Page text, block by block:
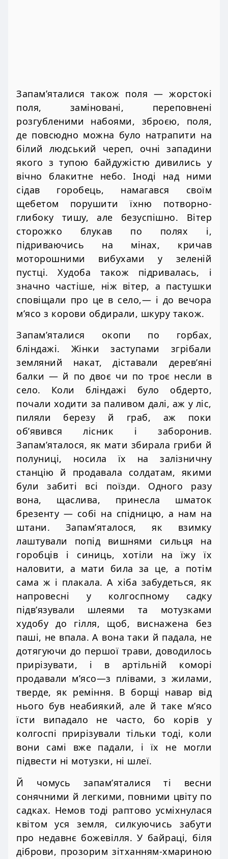
Запам’яталися також поля — жорстокі
поля, заміновані, переповнені
розгубленими набоями, зброєю, поля,
де повсюдно можна було натрапити на
білий людський череп, очні западини
якого з тупою байдужістю дивились у
вічно блакитне небо. Іноді над ними
сідав горобець, намагався своїм
щебетом порушити їхню потворно-
глибоку тишу, але безуспішно. Вітер
сторожко блукав по полях і,
підриваючись на мінах, кричав
моторошними вибухами у зеленій
пустці. Худоба також підривалась, і
значно частіше, ніж вітер, а пастушки
сповіщали про це в село,— і до вечора
м’ясо з корови обдирали, шкуру також.
Запам’яталися окопи по горбах,
бліндажі. Жінки заступами згрібали
земляний накат, діставали дерев’яні
балки — й по двоє чи по троє несли в
село. Коли бліндажі було обдерто,
почали ходити за паливом далі, аж у ліс,
пиляли березу й граб, аж поки
об’явився лісник і заборонив.
Запам’яталося, як мати збирала гриби й
полуниці, носила їх на залізничну
станцію й продавала солдатам, якими
були забиті всі поїзди. Одного разу
вона, щаслива, принесла шматок
брезенту — собі на спідницю, а нам на
штани. Запам’яталося, як взимку
лаштували попід вишнями сильця на
горобців і синиць, хотіли на їжу їх
наловити, а мати била за це, а потім
сама ж і плакала. А хіба забудеться, як
напровесні у колгоспному садку
підв’язували шлеями та мотузками
худобу до гілля, щоб, виснажена без
паші, не впала. А вона таки й падала, не
дотягуючи до першої трави, доводилось
прирізувати, і в артільній коморі
продавали м’ясо—з плівами, з жилами,
тверде, як реміння. В борщі навар від
нього був неабиякий, але й таке м’ясо
їсти випадало не часто, бо корів у
колгоспі прирізували тільки тоді, коли
вони самі вже падали, і їх не могли
підвести ні мотузки, ні шлеї.
Й чомусь запам’яталися ті весни
сонячними й легкими, повними цвіту по
садках. Немов тоді раптово усміхнулася
квітом уся земля, силкуючись забути
про недавнє божевілля. У байраці, біля
діброви, прозорим зітханням-хмариною